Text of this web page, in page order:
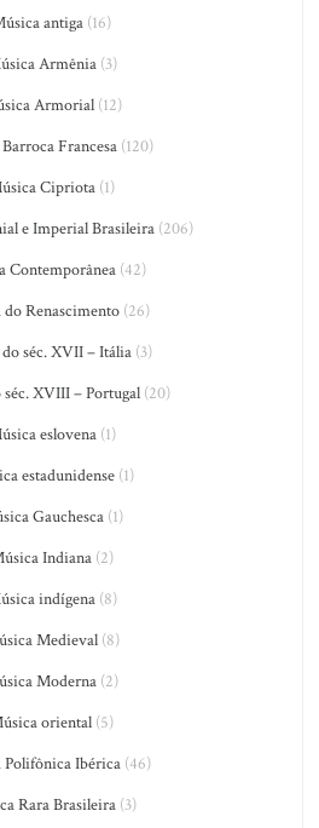
antiga (16)
Armênia(3)
Armorial(12)
Francesa(120)
Cipriota (1)
e Imperial Brasileira(206)
Contemporânea(42)
Renascimento (26)
séc. XVII – Itália (3)
XVIII – Portugal (20)
eslovena(1)
estadunidense(1)
Gauchesca(1)
Indiana(2)
indígena(8)
Medieval(8)
Moderna (2)
oriental (5)
Polifônica Ibérica(46)
Rara Brasileira (3)